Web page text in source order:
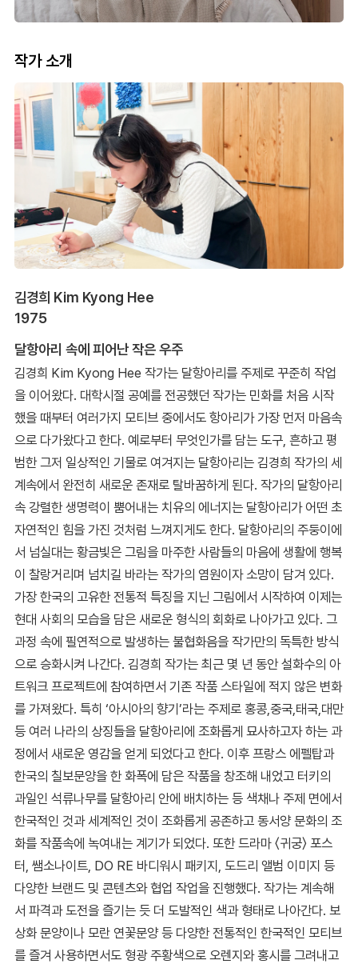
작가 소개
김경희 Kim Kyong Hee
1975
달항아리 속에 피어난 작은 우주
김경희 Kim Kyong Hee 작가는 달항아리를 주제로 꾸준히 작업
을 이어왔다. 대학시절 공예를 전공했던 작가는 민화를 처음 시작
했을 때부터 여러가지 모티브 중에서도 항아리가 가장 먼저 마음속
으로 다가왔다고 한다. 예로부터 무엇인가를 담는 도구, 흔하고 평
범한 그저 일상적인 기물로 여겨지는 달항아리는 김경희 작가의 세
계속에서 완전히 새로운 존재로 탈바꿈하게 된다. 작가의 달항아리
속 강렬한 생명력이 뿜어내는 치유의 에너지는 달항아리가 어떤 초
자연적인 힘을 가진 것처럼 느껴지게도 한다. 달항아리의 주둥이에
서 넘실대는 황금빛은 그림을 마주한 사람들의 마음에 생활에 행복
이 찰랑거리며 넘치길 바라는 작가의 염원이자 소망이 담겨 있다.
가장 한국의 고유한 전통적 특징을 지닌 그림에서 시작하여 이제는
현대 사회의 모습을 담은 새로운 형식의 회화로 나아가고 있다. 그
과정 속에 필연적으로 발생하는 불협화음을 작가만의 독특한 방식
으로 승화시켜 나간다. 김경희 작가는 최근 몇 년 동안 설화수의 아
트워크 프로젝트에 참여하면서 기존 작품 스타일에 적지 않은 변화
를 가져왔다. 특히 ‘아시아의 향기’라는 주제로 홍콩,중국,태국,대만
등 여러 나라의 상징들을 달항아리에 조화롭게 묘사하고자 하는 과
정에서 새로운 영감을 얻게 되었다고 한다. 이후 프랑스 에펠탑과
한국의 칠보문양을 한 화폭에 담은 작품을 창조해 내었고 터키의
과일인 석류나무를 달항아리 안에 배치하는 등 색채나 주제 면에서
한국적인 것과 세계적인 것이 조화롭게 공존하고 동서양 문화의 조
화를 작품속에 녹여내는 계기가 되었다. 또한 드라마 〈귀궁〉 포스
터, 쌤소나이트, DO RE 바디워시 패키지, 도드리 앨범 이미지 등
다양한 브랜드 및 콘텐츠와 협업 작업을 진행했다. 작가는 계속해
서 파격과 도전을 즐기는 듯 더 도발적인 색과 형태로 나아간다. 보
상화 문양이나 모란 연꽃문양 등 다양한 전통적인 한국적인 모티브
를 즐겨 사용하면서도 형광 주황색으로 오렌지와 홍시를 그려내고